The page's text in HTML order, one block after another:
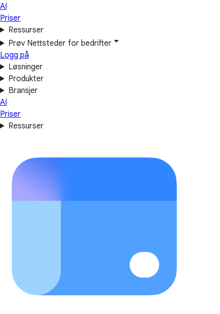
AI
Priser
Ressurser
Prøv Nettsteder for bedrifter
Logg på
Løsninger
Produkter
Bransjer
AI
Priser
Ressurser